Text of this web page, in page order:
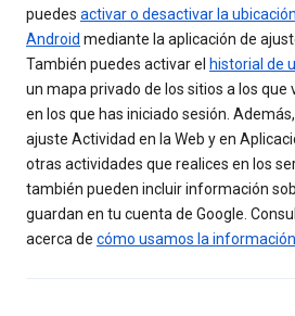
puedes activar o desactivar la
Android mediante la aplicación de
También puedes activar el historial de
un mapa privado de los sitios a los que
en los que has iniciado sesión.
ajuste Actividad en la Web y en
otras actividades que realices en los
también pueden incluir información
guardan en tu cuenta de Google.
acerca de cómo usamos la